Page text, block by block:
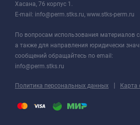
Хасана, 76 корпус 1.
E-mail: info@perm.stks.ru, www.stks-perm.ru
По вопросам использования материалов
а также для направления юридически
сообщений обращайтесь по email:
info@perm.stks.ru
Политика персональных данных | Карта